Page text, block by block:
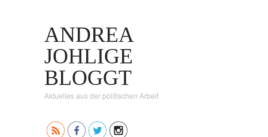
ANDREA
JOHLIGE
BLOGGT
Aktuelles aus der politischen Arbeit